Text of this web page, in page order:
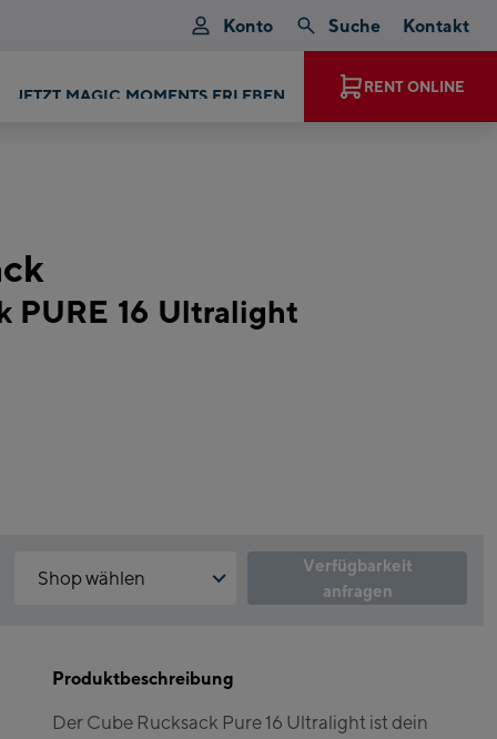
Konto Suche Kontakt
JETZT MAGIC MOMENTS ERLEBEN RENT ONLINE
PURE 16 Ultralight
Shop wählen
Flagshipstore Kaprun
Maiskogelbahn
Verfügbarkeit
anfragen
Klicke hierfür einfach auf folgenden Link.
Click & Reserve zulassen
Produktbeschreibung
Der Cube Rucksack Pure 16 Ultralight ist dein